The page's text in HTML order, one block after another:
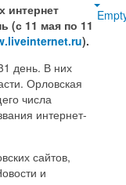
интернет
(с 11 мая по 11
).
день. В них
Орловская
числа
интернет-
сайтов,
и